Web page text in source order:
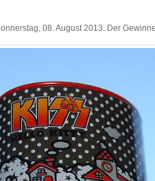
08. August 2013. Der